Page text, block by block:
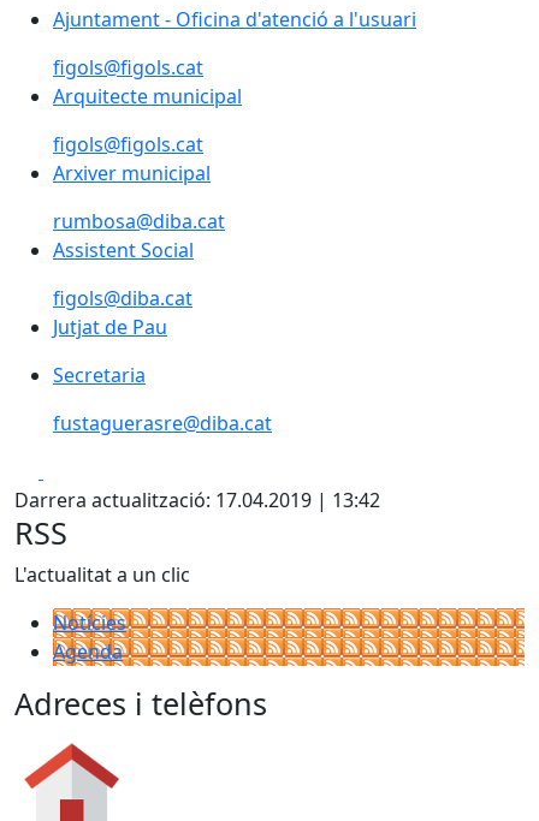
Ajuntament - Oficina d'atenció a l'usuari
figols@figols.cat
Arquitecte municipal
figols@figols.cat
Arxiver municipal
rumbosa@diba.cat
Assistent Social
figols@diba.cat
Jutjat de Pau
Secretaria
fustaguerasre@diba.cat
Darrera actualització: 17.04.2019 | 13:42
RSS
L'actualitat a un clic
Notícies
Agenda
Adreces i telèfons